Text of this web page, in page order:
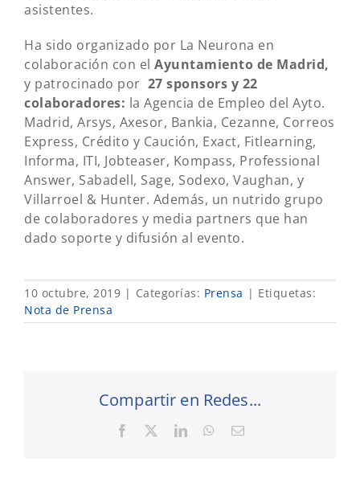
asistentes.
Ha sido organizado por La Neurona en
colaboración con el Ayuntamiento de Madrid,
y patrocinado por 27 sponsors y 22
colaboradores: la Agencia de Empleo del Ayto.
Madrid, Arsys, Axesor, Bankia, Cezanne, Correos
Express, Crédito y Caución, Exact, Fitlearning,
Informa, ITI, Jobteaser, Kompass, Professional
Answer, Sabadell, Sage, Sodexo, Vaughan, y
Villarroel & Hunter. Además, un nutrido grupo
de colaboradores y media partners que han
dado soporte y difusión al evento.
10 octubre, 2019 | Categorías: Prensa | Etiquetas:
Nota de Prensa
Compartir en Redes...
Facebook LinkedInWhatsApp
Correo